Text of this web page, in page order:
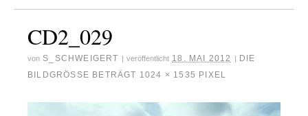
CD2_029
von S_SCHWEIGERT | veröffentlicht 18. MAI 2012 | DIE
BILDGRÖSSE BETRÄGT 1024 × 1535 PIXEL